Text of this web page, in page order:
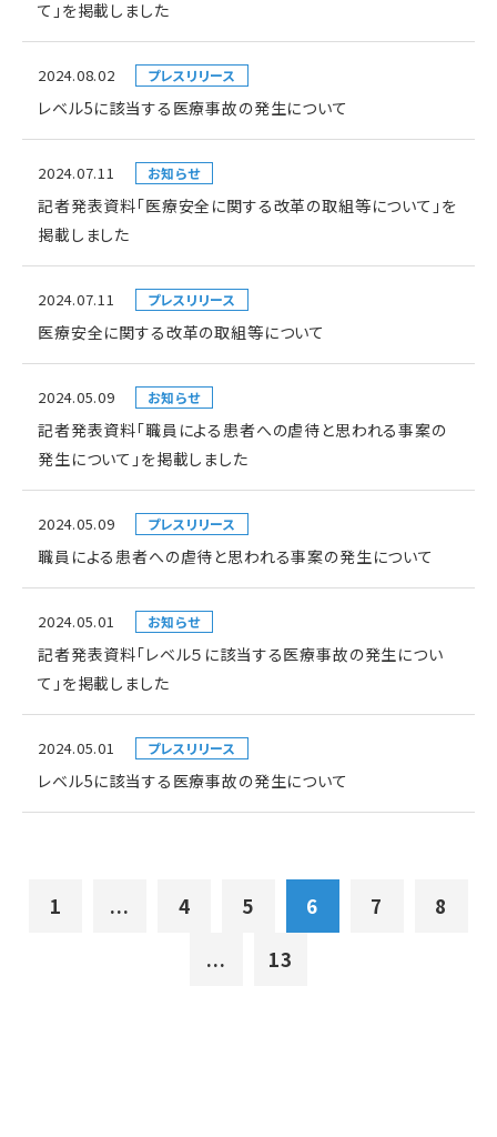
て」を掲載しました
2024.08.02 プレスリリース
レベル5に該当する医療事故の発生について
2024.07.11 お知らせ
記者発表資料「医療安全に関する改革の取組等について」を
掲載しました
2024.07.11 プレスリリース
医療安全に関する改革の取組等について
2024.05.09 お知らせ
記者発表資料「職員による患者への虐待と思われる事案の
発生について」を掲載しました
2024.05.09 プレスリリース
職員による患者への虐待と思われる事案の発生について
2024.05.01 お知らせ
記者発表資料「レベル５に該当する医療事故の発生につい
て」を掲載しました
2024.05.01 プレスリリース
レベル5に該当する医療事故の発生について
1 ... 4 5 6 7
8
...
13